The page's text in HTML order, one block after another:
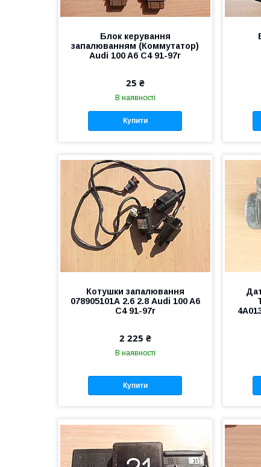
Блок керування
запалюванням (Коммутатор)
Audi 100 A6 C4 91-97г
25 ₴
В наявності
Купити
Котушки запалювання
078905101А 2.6 2.8 Audi 100 A6
C4 91-97г
2 225 ₴
В наявності
Купити